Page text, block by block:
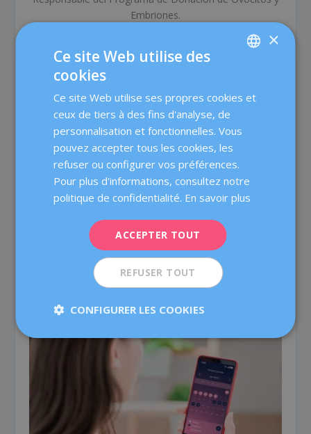
Embriones.
ARTICLES SIMILAIRES
Savez-vous comment on mesure la réserve
8 février 2022
CATALÀ
DEUTSCH
ITALIANO
×
Ce site Web utilise des
cookies
Ce site Web utilise ses propres cookies et
ceux de tiers à des fins d'analyse, de
personnalisation et fonctionnelles. Vous
pouvez accepter tous les cookies, les
refuser ou configurer vos préférences.
Pour plus d'informations, consultez notre
politique de confidentialité. En savoir plus
ACCEPTER TOUT
REFUSER TOUT
CONFIGURER LES COOKIES